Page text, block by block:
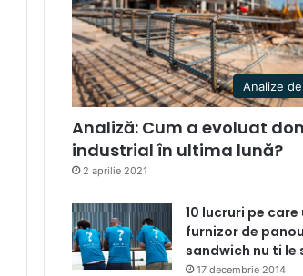
Analize
Analiză: Cum a evoluat
industrial în ultima lună?
2 aprilie 2021
10 lucruri pe care
furnizor de
sandwich nu ti le
17 decembrie 2014